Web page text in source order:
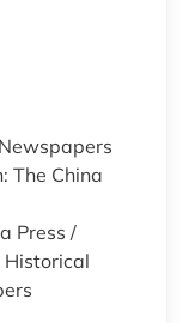
Press /
Historical